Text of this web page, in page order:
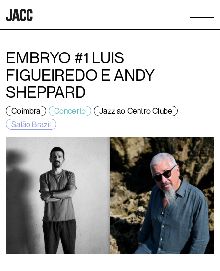
EMBRYO #1 LUIS
FIGUEIREDO E ANDY
SHEPPARD
Coimbra Concerto
Jazz ao Centro Clube
Salão Brazil